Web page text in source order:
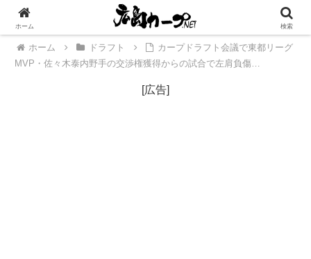
[広告]
ホーム ドラフト
カープドラフト会議で東都リーグ
MVP・佐々木泰内野手の交渉権獲得からの試合で左肩負傷…
[広告]
ホーム 検索